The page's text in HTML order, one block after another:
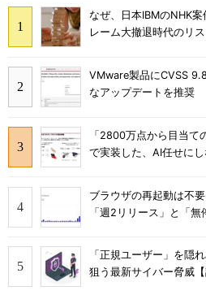
なぜ、日本IBMのNHK
レーム大撤退時代のリ
VMware製品にCVSS
なアップデートを推奨
「2800万点から目当
で実装した、AI任せに
ブラウザの再起動は不
「週2リリース」と「無
「正規ユーザー」を隠
狙う最新サイバー脅威【